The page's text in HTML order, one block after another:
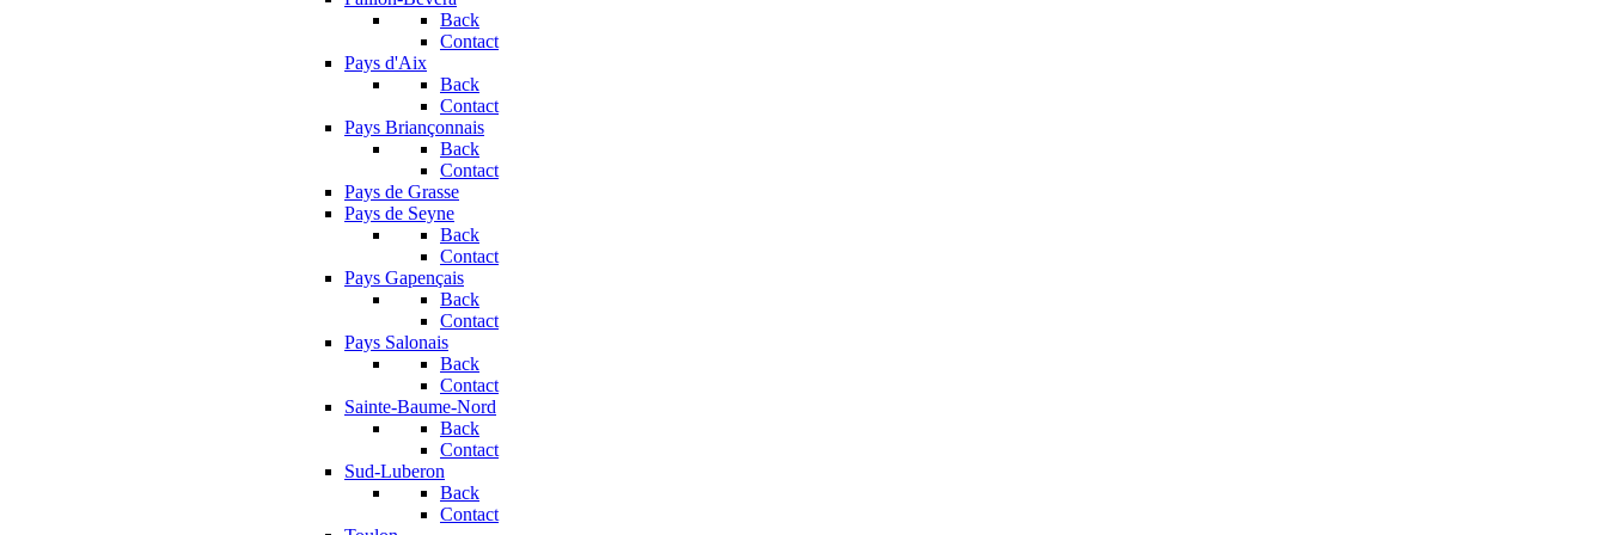
Back
Contact
Pays d'Aix
Back
Contact
Pays Briançonnais
Back
Contact
Pays de Grasse
Pays de Seyne
Back
Contact
Pays Gapençais
Back
Contact
Pays Salonais
Back
Contact
Sainte-Baume-Nord
Back
Contact
Sud-Luberon
Back
Contact